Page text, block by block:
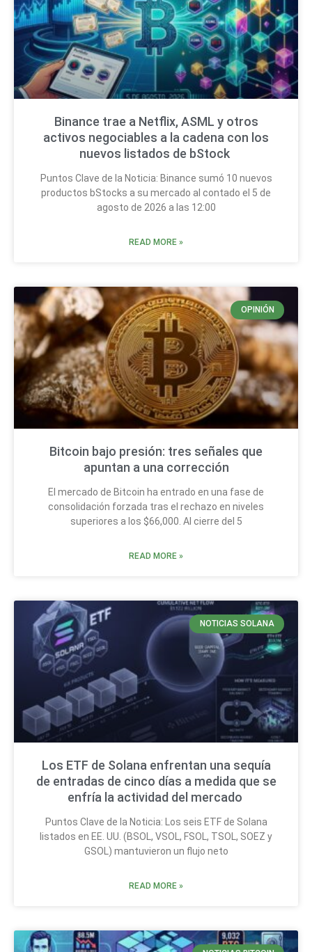
Binance trae a Netflix, ASML y otros
activos negociables a la cadena con los
nuevos listados de bStock
Puntos Clave de la Noticia: Binance sumó 10 nuevos
productos bStocks a su mercado al contado el 5 de
agosto de 2026 a las 12:00
READ MORE »
OPINIÓN
Bitcoin bajo presión: tres señales que
apuntan a una corrección
El mercado de Bitcoin ha entrado en una fase de
consolidación forzada tras el rechazo en niveles
superiores a los $66,000. Al cierre del 5
READ MORE »
NOTICIAS SOLANA
Los ETF de Solana enfrentan una sequía
de entradas de cinco días a medida que se
enfría la actividad del mercado
Puntos Clave de la Noticia: Los seis ETF de Solana
listados en EE. UU. (BSOL, VSOL, FSOL, TSOL, SOEZ y
GSOL) mantuvieron un flujo neto
READ MORE »